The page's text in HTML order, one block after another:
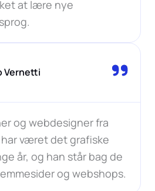
at lære nye
Vernetti
og webdesigner fra
har været det grafiske
år, og han står bag de
og webshops.